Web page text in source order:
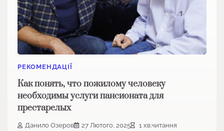
РЕКОМЕНДАЦІЇ
Как понять, что пожилому человеку
необходимы услуги пансионата для
престарелых
Данило Озеров 27 Лютого, 2025
1 хв.читання